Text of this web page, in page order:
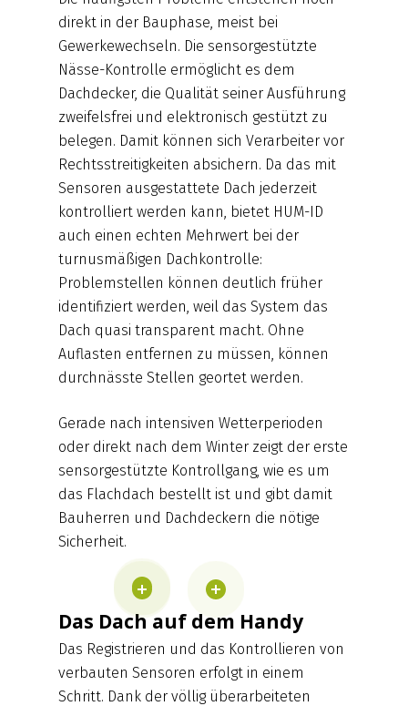
direkt in der Bauphase, meist bei
Gewerkewechseln. Die sensorgestützte
Nässe-Kontrolle ermöglicht es dem
Dachdecker, die Qualität seiner Ausführung
zweifelsfrei und elektronisch gestützt zu
belegen. Damit können sich Verarbeiter vor
Rechtsstreitigkeiten absichern. Da das mit
Sensoren ausgestattete Dach jederzeit
kontrolliert werden kann, bietet HUM-ID
auch einen echten Mehrwert bei der
turnusmäßigen Dachkontrolle:
Problemstellen können deutlich früher
identifiziert werden, weil das System das
Dach quasi transparent macht. Ohne
Auflasten entfernen zu müssen, können
durchnässte Stellen geortet werden.
Gerade nach intensiven Wetterperioden
oder direkt nach dem Winter zeigt der erste
sensorgestützte Kontrollgang, wie es um
das Flachdach bestellt ist und gibt damit
Bauherren und Dachdeckern die nötige
Sicherheit.
Das Dach auf dem Handy
Das Registrieren und das Kontrollieren von
verbauten Sensoren erfolgt in einem
Schritt. Dank der völlig überarbeiteten